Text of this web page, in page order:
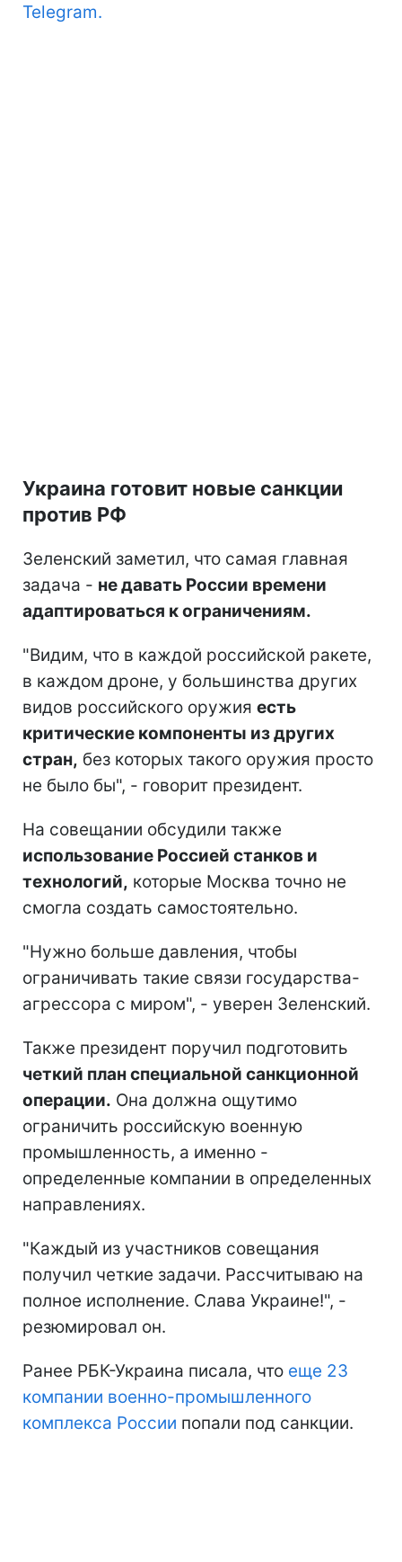
Telegram.
Украина готовит новые санкции
против РФ
Зеленский заметил, что самая главная
задача - не давать России времени
адаптироваться к ограничениям.
"Видим, что в каждой российской ракете,
в каждом дроне, у большинства других
видов российского оружия есть
критические компоненты из других
стран, без которых такого оружия просто
не было бы", - говорит президент.
На совещании обсудили также
использование Россией станков и
технологий, которые Москва точно не
смогла создать самостоятельно.
"Нужно больше давления, чтобы
ограничивать такие связи государства-
агрессора с миром", - уверен Зеленский.
Также президент поручил подготовить
четкий план специальной санкционной
операции. Она должна ощутимо
ограничить российскую военную
промышленность, а именно -
определенные компании в определенных
направлениях.
"Каждый из участников совещания
получил четкие задачи. Рассчитываю на
полное исполнение. Слава Украине!", -
резюмировал он.
Ранее РБК-Украина писала, что еще 23
компании военно-промышленного
комплекса России попали под санкции.